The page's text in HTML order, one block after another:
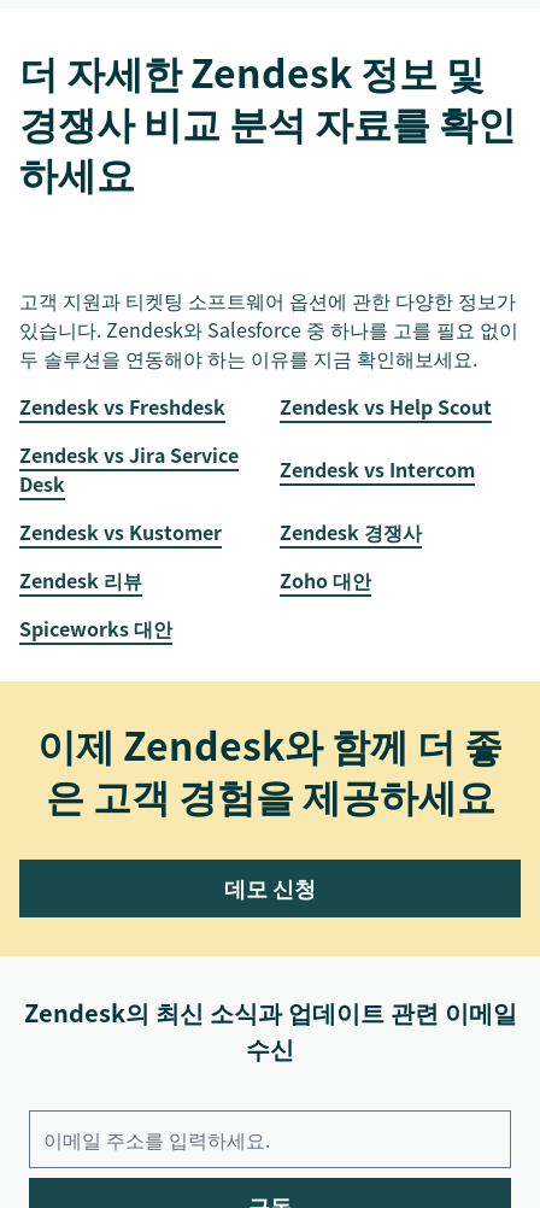
더 자세한 Zendesk 정보 및
경쟁사 비교 분석 자료를 확인
하세요
고객 지원과 티켓팅 소프트웨어 옵션에 관한 다양한 정보가
있습니다. Zendesk와 Salesforce 중 하나를 고를 필요 없이
두 솔루션을 연동해야 하는 이유를 지금 확인해보세요.
Zendesk vs Freshdesk
Zendesk vs Help Scout
Zendesk vs Jira Service
Desk
Zendesk vs Intercom
Zendesk vs Kustomer
Zendesk 경쟁사
Zendesk 리뷰
Zoho 대안
Spiceworks 대안
이제 Zendesk와 함께 더 좋
은 고객 경험을 제공하세요
데모 신청
Zendesk의 최신 소식과 업데이트 관련 이메일
수신